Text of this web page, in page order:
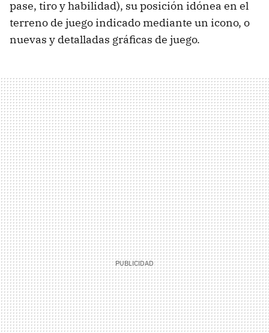
pase, tiro y habilidad), su posición idónea en el
terreno de juego indicado mediante un icono, o
nuevas y detalladas gráficas de juego.